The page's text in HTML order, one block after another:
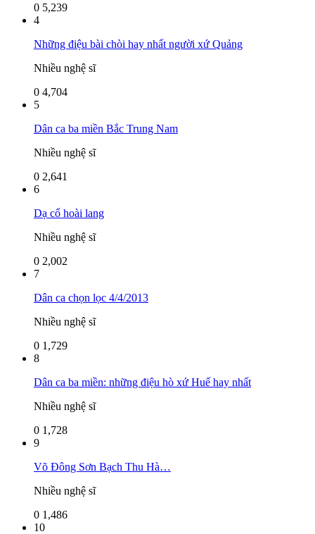
0 5,239
4
Những điệu bài chòi hay nhất người xứ Quảng
Nhiều nghệ sĩ
0 4,704
5
Dân ca ba miền Bắc Trung Nam
Nhiều nghệ sĩ
0 2,641
6
Dạ cổ hoài lang
Nhiều nghệ sĩ
0 2,002
7
Dân ca chọn lọc 4/4/2013
Nhiều nghệ sĩ
0 1,729
8
Dân ca ba miền: những điệu hò xứ Huế hay nhất
Nhiều nghệ sĩ
0 1,728
9
Võ Đông Sơn Bạch Thu Hà…
Nhiều nghệ sĩ
0 1,486
10